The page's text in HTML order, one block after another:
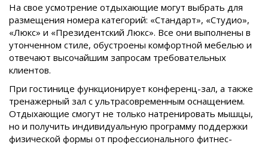
На свое усмотрение отдыхающие могут выбрать для
размещения номера категорий: «Стандарт», «Студио»,
«Люкс» и «Президентский Люкс». Все они выполнены в
утонченном стиле, обустроены комфортной мебелью и
отвечают высочайшим запросам требовательных
клиентов.
При гостинице функционирует конференц-зал, а также
тренажерный зал с ультрасовременным оснащением.
Отдыхающие смогут не только натренировать мышцы,
но и получить индивидуальную программу поддержки
физической формы от профессионального фитнес-